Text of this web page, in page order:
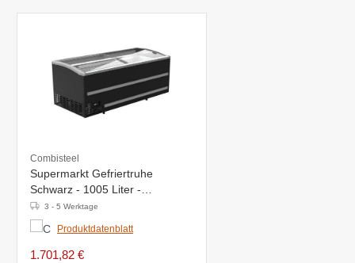
Combisteel
Supermarkt Gefriertruhe
Schwarz - 1005 Liter -
2124X952X(H)894mm
3 - 5 Werktage
Produktdatenblatt
1.701,82 €